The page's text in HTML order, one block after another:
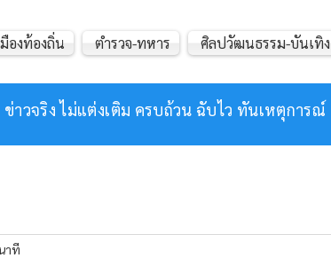
ข่าวจริง ไม่แต่งเติม ครบถ้วน ฉับไว ทันเหตุการณ์
มืองท้องถิ่น ตำรวจ-ทหาร ศิลปวัฒนธรรม-บันเทิง
าที